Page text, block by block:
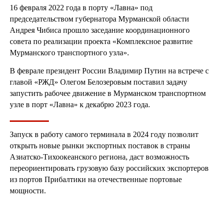
16 февраля 2022 года в порту «Лавна» под
председательством губернатора Мурманской области
Андрея Чибиса прошло заседание координационного
совета по реализации проекта «Комплексное развитие
Мурманского транспортного узла».
В феврале президент России Владимир Путин на встрече с
главой «РЖД» Олегом Белозеровым поставил задачу
запустить рабочее движение в Мурманском транспортном
узле в порт «Лавна» к декабрю 2023 года.
Запуск в работу самого терминала в 2024 году позволит
открыть новые рынки экспортных поставок в страны
Азиатско-Тихоокеанского региона, даст возможность
переориентировать грузовую базу российских экспортеров
из портов Прибалтики на отечественные портовые
мощности.